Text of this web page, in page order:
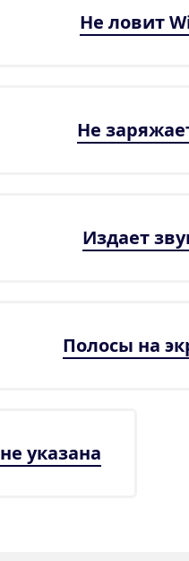
Не ловит
Не
Издает
Полосы на
указана